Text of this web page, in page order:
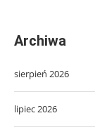
Archiwa
sierpień 2026
lipiec 2026